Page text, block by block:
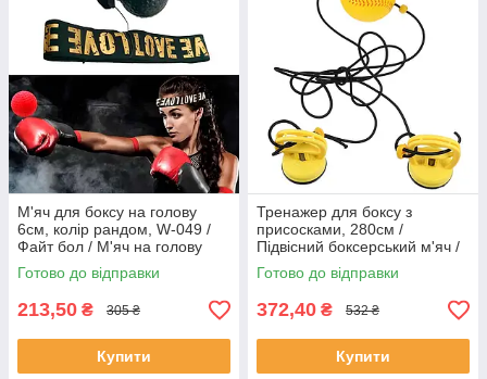
М'яч для боксу на голову
6см, колір рандом, W-049 /
Файт бол / М'яч на голову
для боксу
Готово до відправки
213,50 ₴ 305 ₴
Купити
Тренажер для боксу з
присосками, 280см /
Підвісний боксерський м'яч /
Швидкісний м'яч для боксу
Готово до відправки
372,40 ₴ 532 ₴
Купити